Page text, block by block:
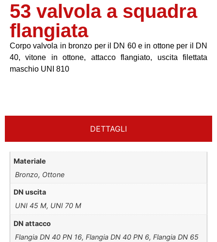
53 valvola a squadra
flangiata
Corpo valvola in bronzo per il DN 60 e in ottone per il DN
40, vitone in ottone, attacco flangiato, uscita filettata
maschio UNI 810
DETTAGLI
Materiale
Bronzo, Ottone
DN uscita
UNI 45 M, UNI 70 M
DN attacco
Flangia DN 40 PN 16, Flangia DN 40 PN 6, Flangia DN 65